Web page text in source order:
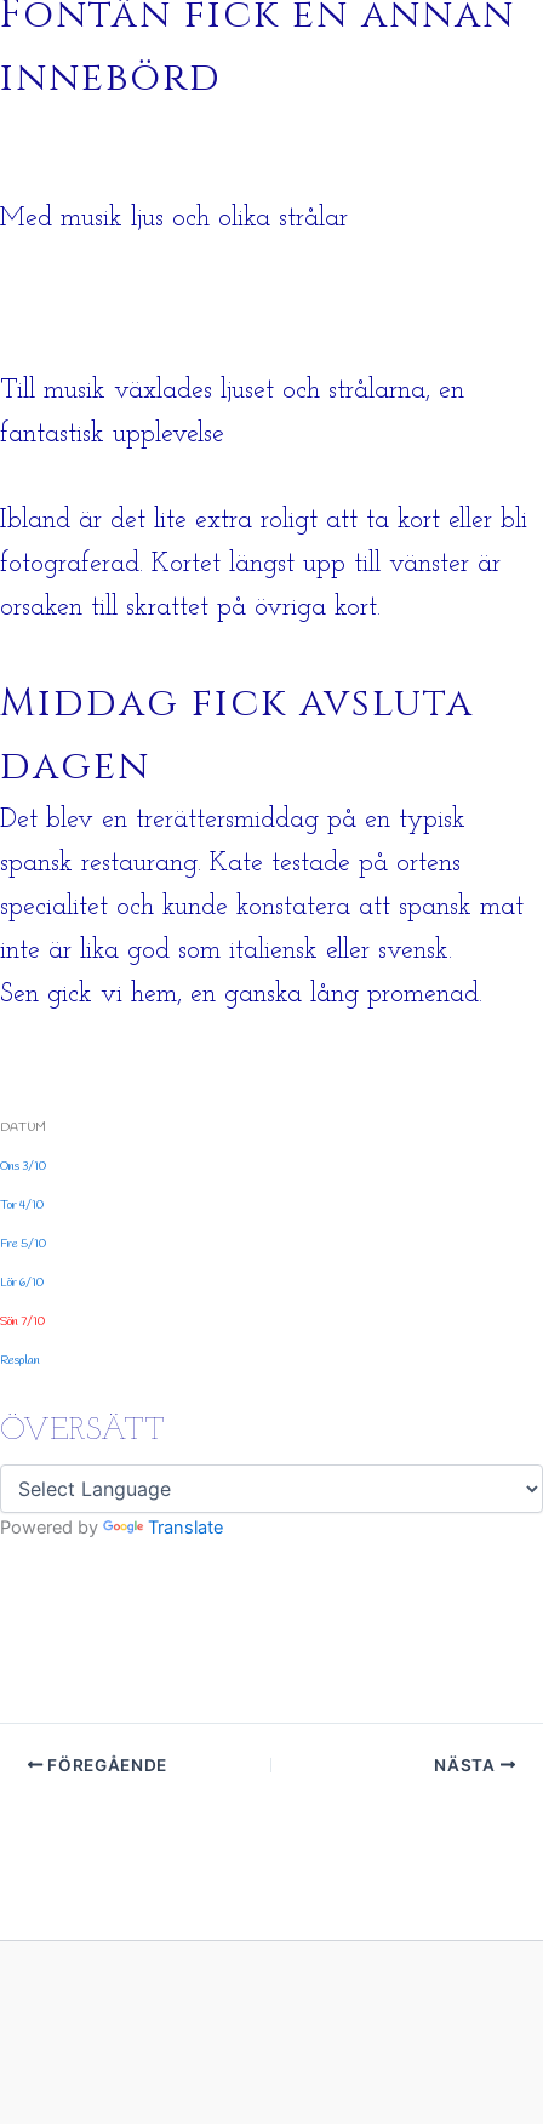
Fontän fick en annan
innebörd
Med musik ljus och olika strålar
Till musik växlades ljuset och strålarna, en
fantastisk upplevelse
Ibland är det lite extra roligt att ta kort eller bli
fotograferad. Kortet längst upp till vänster är
orsaken till skrattet på övriga kort.
Middag fick avsluta
dagen
Det blev en trerättersmiddag på en typisk
spansk restaurang. Kate testade på ortens
specialitet och kunde konstatera att spansk mat
inte är lika god som italiensk eller svensk.
Sen gick vi hem, en ganska lång promenad.
DATUM
Ons 3/10
Tor 4/10
Fre 5/10
Lör 6/10
Sön 7/10
Resplan
ÖVERSÄTT
Powered by Translate
FÖREGÅENDE NÄSTA